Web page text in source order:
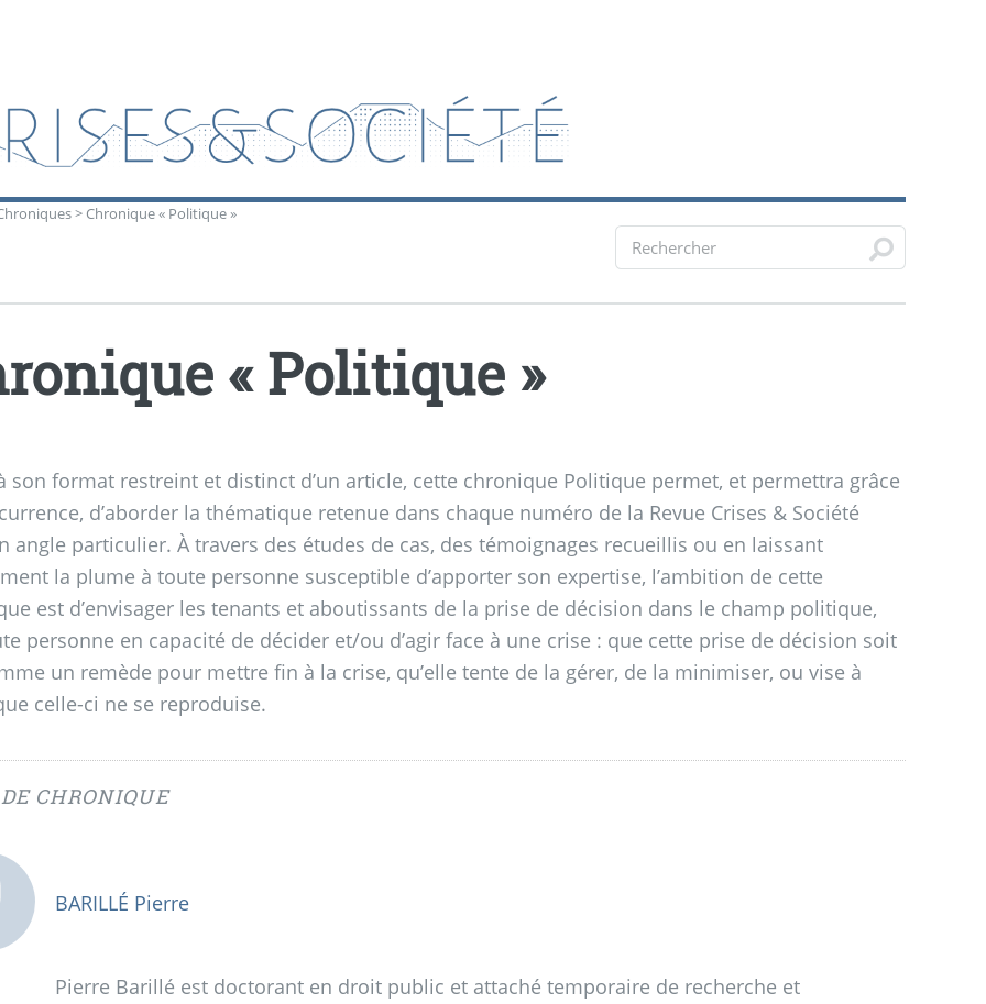
> Chronique « Politique »
« Politique »
son format restreint et distinct d’un article, cette chronique Politique permet, et permettra grâce
d’aborder la thématique retenue dans chaque numéro de la Revue Crises & Société
angle particulier. À travers des études de cas, des témoignages recueillis ou en laissant
la plume à toute personne susceptible d’apporter son expertise, l’ambition de cette
est d’envisager les tenants et aboutissants de la prise de décision dans le champ politique,
personne en capacité de décider et/ou d’agir face à une crise : que cette prise de décision soit
un remède pour mettre fin à la crise, qu’elle tente de la gérer, de la minimiser, ou vise à
celle-ci ne se reproduise.
CHRONIQUE
BARILLÉ Pierre
Pierre Barillé est doctorant en droit public et attaché temporaire de recherche et